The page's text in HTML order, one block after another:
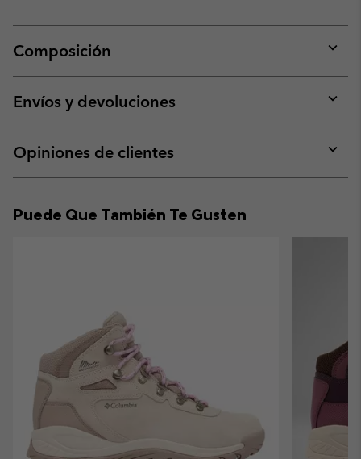
Composición
or
Envíos y devoluciones
or
Opiniones de clientes
or
Puede Que También Te Gusten